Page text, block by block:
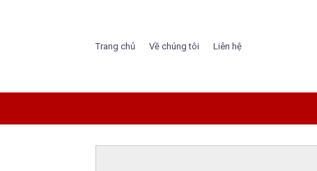
Trang chủ Về chúng tôi Liên hệ